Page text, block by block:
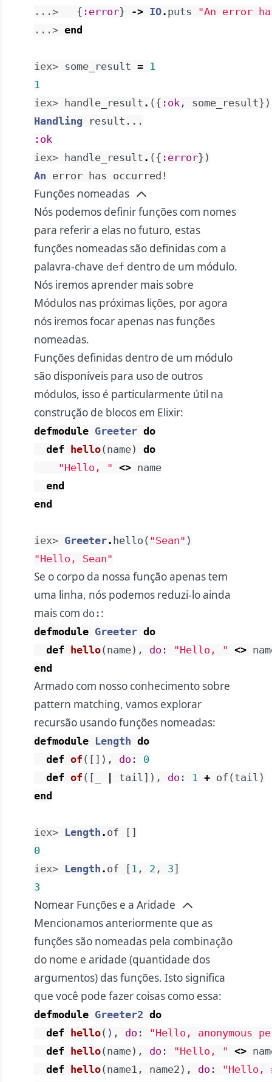
...>
{ :error} -> IO. puts
"An error
...> end
iex> some_result = 1
1
iex>
handle_result . ( { :ok , some_result} )
Handling
result ...
:ok
iex>
handle_result . ( { :error} )
An error has occurred!
Funções nomeadas
Nós podemos definir funções com nomes
para referir a elas no futuro, estas
funções nomeadas são definidas com a
palavra-chave def dentro de um módulo.
Nós iremos aprender mais sobre
Módulos nas próximas lições, por agora
nós iremos focar apenas nas funções
nomeadas.
Funções definidas dentro de um módulo
são disponíveis para uso de outros
módulos, isso é particularmente útil na
construção de blocos em Elixir:
defmodule Greeter do
def
hello( name)
do
"Hello, " <> name
end
end
iex> Greeter. hello ( "Sean" )
"Hello, Sean"
Se o corpo da nossa função apenas tem
uma linha, nós podemos reduzi-lo ainda
mais com do: :
defmodule Greeter do
def
hello( name) , do : "Hello, " <>
end
Armado com nosso conhecimento sobre
pattern matching, vamos explorar
recursão usando funções nomeadas:
defmodule Length do
def of ( [ ] ) , do :
0
def of ( [ tail] ) , do : 1 + of ( tail )
end
iex> Length . of [ ]
0
iex> Length . of [ 1 , 2 , 3]
3
Nomear Funções e a Aridade
Mencionamos anteriormente que as
funções são nomeadas pela combinação
do nome e aridade (quantidade dos
argumentos) das funções. Isto significa
que você pode fazer coisas como essa:
defmodule Greeter2 do
def
hello( ) , do :
"Hello, anonymous
def
hello( name) , do : "Hello, " <>
def
hello( name1 , name2 ) , do : "Hello,